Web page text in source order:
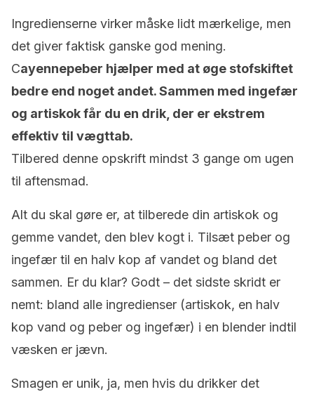
Ingredienserne virker måske lidt mærkelige, men
det giver faktisk ganske god mening.
Cayennepeber hjælper med at øge stofskiftet
bedre end noget andet. Sammen med ingefær
og artiskok får du en drik, der er ekstrem
effektiv til vægttab.
Tilbered denne opskrift mindst 3 gange om ugen
til aftensmad.
Alt du skal gøre er, at tilberede din artiskok og
gemme vandet, den blev kogt i. Tilsæt peber og
ingefær til en halv kop af vandet og bland det
sammen. Er du klar? Godt – det sidste skridt er
nemt: bland alle ingredienser (artiskok, en halv
kop vand og peber og ingefær) i en blender indtil
væsken er jævn.
Smagen er unik, ja, men hvis du drikker det